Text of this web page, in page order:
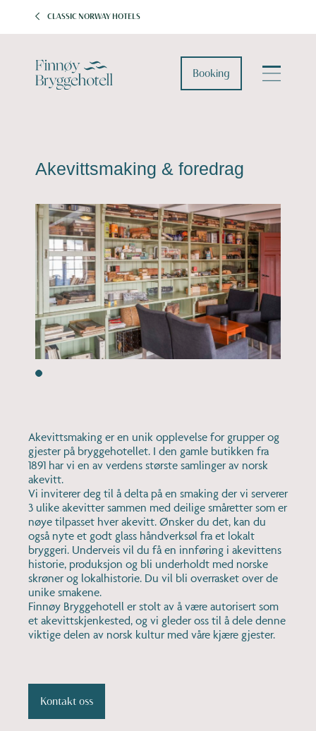
CLASSIC NORWAY HOTELS
Booking
Akevittsmaking & foredrag
Akevittsmaking er en unik opplevelse for grupper og
gjester på bryggehotellet. I den gamle butikken fra
1891 har vi en av verdens største samlinger av norsk
akevitt.
Vi inviterer deg til å delta på en smaking der vi serverer
3 ulike akevitter sammen med deilige småretter som er
nøye tilpasset hver akevitt. Ønsker du det, kan du
også nyte et godt glass håndverksøl fra et lokalt
bryggeri. Underveis vil du få en innføring i akevittens
historie, produksjon og bli underholdt med norske
skrøner og lokalhistorie. Du vil bli overrasket over de
unike smakene.
Finnøy Bryggehotell er stolt av å være autorisert som
et akevittskjenkested, og vi gleder oss til å dele denne
viktige delen av norsk kultur med våre kjære gjester.
Kontakt oss